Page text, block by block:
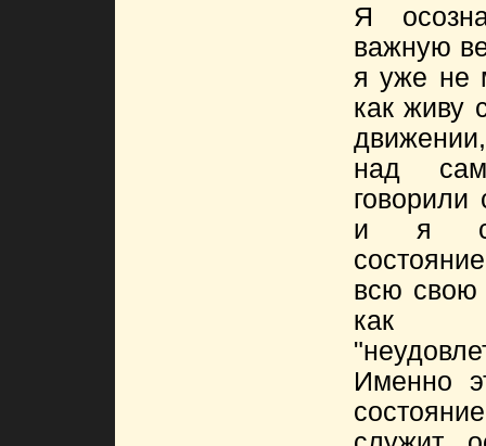
Я
важную
я уже не
как живу
над
и я
всю свою
как
Именно